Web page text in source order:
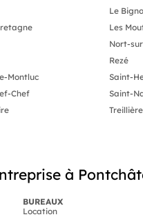
Le
Les
Nort-
Rezé
Montluc Saint-
Chef Saint-
à
BUREAUX
Location